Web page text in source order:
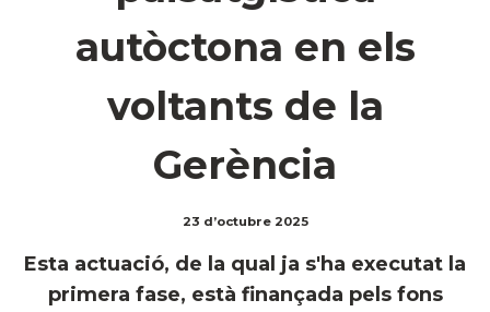
autòctona en els
voltants de la
Gerència
23 d’octubre 2025
Esta actuació, de la qual ja s'ha executat la
primera fase, està finançada pels fons